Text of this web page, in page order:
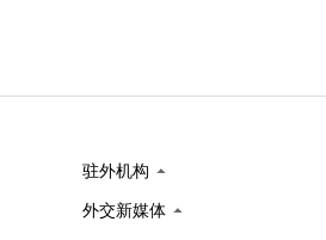
驻外机构
外交新媒体